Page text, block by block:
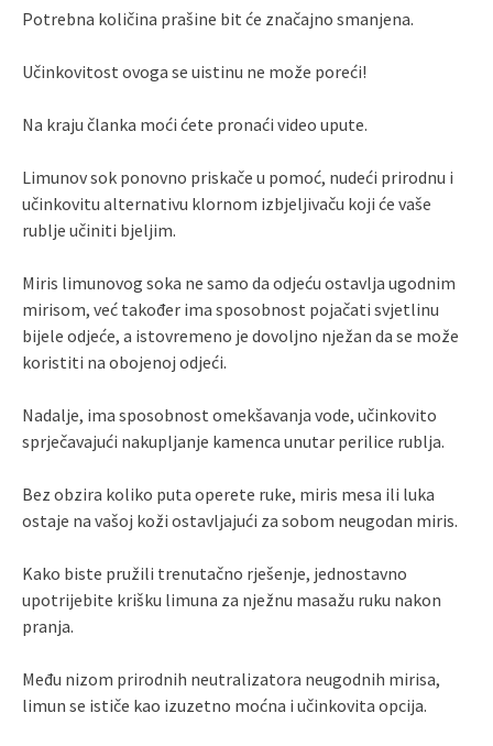
Potrebna količina prašine bit će značajno smanjena.
Učinkovitost ovoga se uistinu ne može poreći!
Na kraju članka moći ćete pronaći video upute.
Limunov sok ponovno priskače u pomoć, nudeći prirodnu i
učinkovitu alternativu klornom izbjeljivaču koji će vaše
rublje učiniti bjeljim.
Miris limunovog soka ne samo da odjeću ostavlja ugodnim
mirisom, već također ima sposobnost pojačati svjetlinu
bijele odjeće, a istovremeno je dovoljno nježan da se može
koristiti na obojenoj odjeći.
Nadalje, ima sposobnost omekšavanja vode, učinkovito
sprječavajući nakupljanje kamenca unutar perilice rublja.
Bez obzira koliko puta operete ruke, miris mesa ili luka
ostaje na vašoj koži ostavljajući za sobom neugodan miris.
Kako biste pružili trenutačno rješenje, jednostavno
upotrijebite krišku limuna za nježnu masažu ruku nakon
pranja.
Među nizom prirodnih neutralizatora neugodnih mirisa,
limun se ističe kao izuzetno moćna i učinkovita opcija.